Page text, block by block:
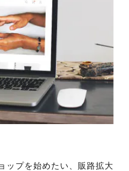
ップを始めたい、販路拡大